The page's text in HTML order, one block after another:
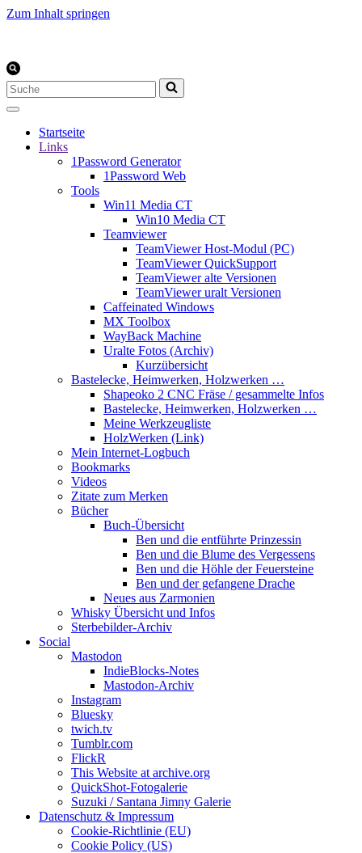
Zum Inhalt springen
Suchen
nach …
Startseite
Links
1Password Generator
1Password Web
Tools
Win11 Media CT
Win10 Media CT
Teamviewer
TeamViewer Host-Modul (PC)
TeamViewer QuickSupport
TeamViewer alte Versionen
TeamViewer uralt Versionen
Caffeinated Windows
MX Toolbox
WayBack Machine
Uralte Fotos (Archiv)
Kurzübersicht
Bastelecke, Heimwerken, Holzwerken …
Shapeoko 2 CNC Fräse / gesammelte Infos
Bastelecke, Heimwerken, Holzwerken …
Meine Werkzeugliste
HolzWerken (Link)
Mein Internet-Logbuch
Bookmarks
Videos
Zitate zum Merken
Bücher
Buch-Übersicht
Ben und die entführte Prinzessin
Ben und die Blume des Vergessens
Ben und die Höhle der Feuersteine
Ben und der gefangene Drache
Neues aus Zarmonien
Whisky Übersicht und Infos
Sterbebilder-Archiv
Social
Mastodon
IndieBlocks-Notes
Mastodon-Archiv
Instagram
Bluesky
twich.tv
Tumblr.com
FlickR
This Website at archive.org
QuickShot-Fotogalerie
Suzuki / Santana Jimny Galerie
Datenschutz & Impressum
Cookie-Richtlinie (EU)
Cookie Policy (US)